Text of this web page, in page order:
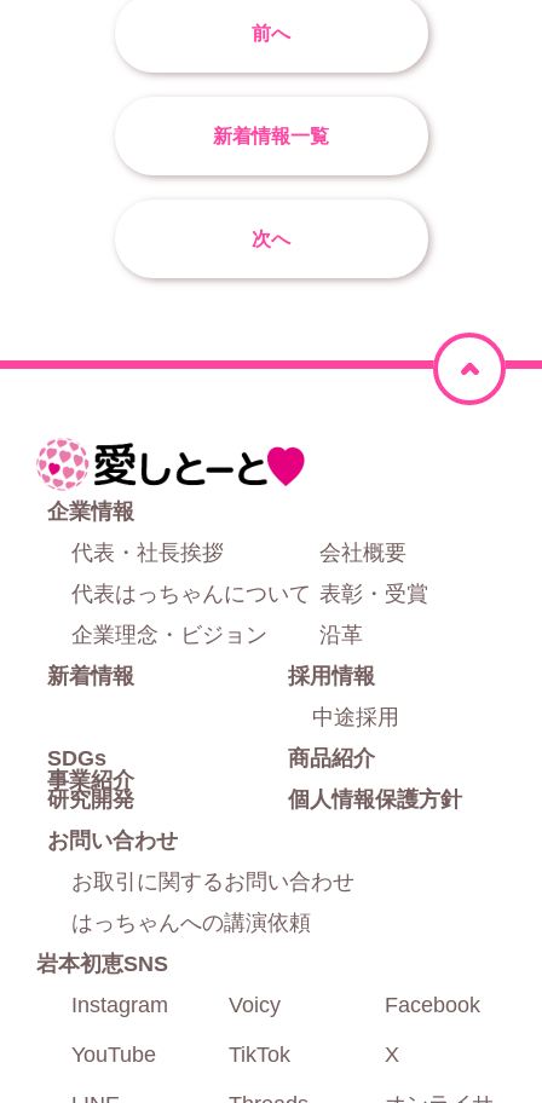
前へ
新着情報一覧
次へ
ペ
ー
ホ
ー
企業情報
代表・社長挨拶
代表はっちゃんについて
企業理念・ビジョン
会社概要
表彰・受賞
沿革
採用情報
中途採用
事業紹介
商品紹介
研究開発
新着情報
個人情報保護方針
SDGs
お問い合わせ
お取引に関するお問い合わせ
はっちゃんへの講演依頼
岩本初恵SNS
Instagram
Voicy Facebook
YouTube TikTok X